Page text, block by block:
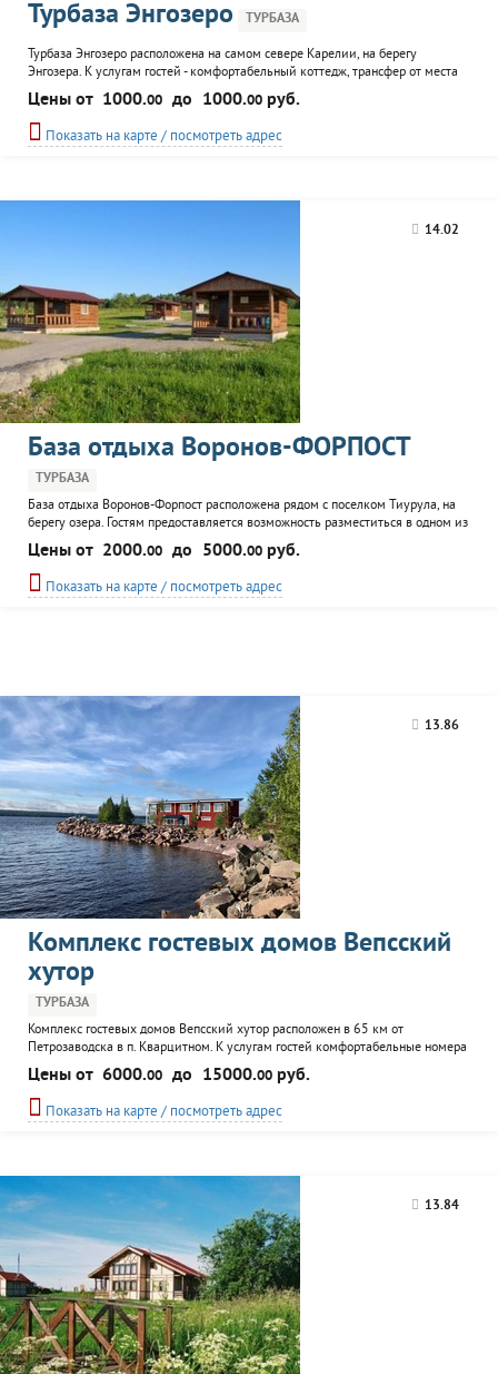
Турбаза Энгозеро ТУРБАЗА
Турбаза Энгозеро расположена на самом севере Карелии, на берегу
Энгозера. К услугам гостей - комфортабельный коттедж, трансфер от места
прибытия до территории турбазы, а также организация рыбной ловли или
охоты. Местная природа считается самой экологически чистой и
нетронутой в Карелии, поэтому в лесах можно встретить бурого медведя,
волка, лося, а в озере обитает такая рыба как язь, налим...
Цены от 1000.00 до 1000.00 руб.
Показать на карте / посмотреть адрес
14.02
База отдыха Воронов-ФОРПОСТ
ТУРБАЗА
База отдыха Воронов-Форпост расположена рядом с поселком Тиурула, на
берегу озера. Гостям предоставляется возможность разместиться в одном из
комфортабельных коттеджей, на территории базы. Для большой компании
предусмотрен специальный VIP-коттедж семейного типа на 6 персон. К
услугам отдыхающих организация рыбалки и охоты, прогулки на катере по
водам озера.
Цены от 2000.00 до 5000.00 руб.
Показать на карте / посмотреть адрес
13.86
Комплекс гостевых домов Вепсский
хутор
ТУРБАЗА
Комплекс гостевых домов Вепсский хутор расположен в 65 км от
Петрозаводска в п. Кварцитном. К услугам гостей комфортабельные номера
в коттедже, домик с баней на плаву, кафе, прокат катеров и лодок.
Возможна организация рыбалки и охоты в сопровождении опытного егеря.
Цены от 6000.00 до 15000.00 руб.
Показать на карте / посмотреть адрес
13.84